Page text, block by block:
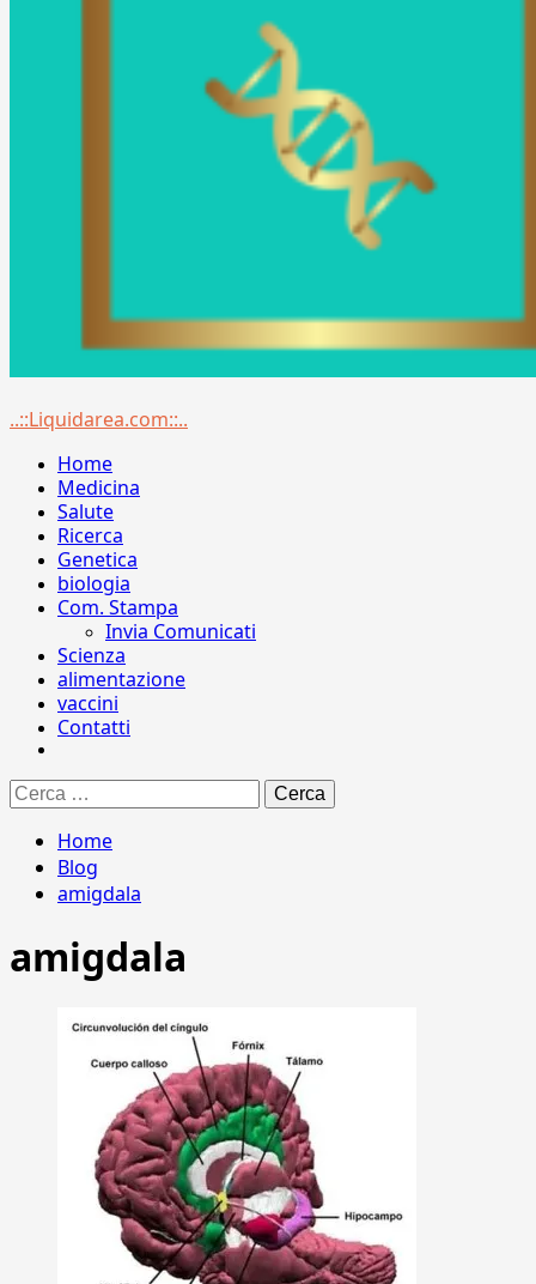
Menu
..::Liquidarea.com::..
Home
Medicina
Salute
Ricerca
Genetica
biologia
Com. Stampa
Invia Comunicati
Scienza
alimentazione
vaccini
Contatti
Ricerca
per:
Home
Blog
amigdala
amigdala